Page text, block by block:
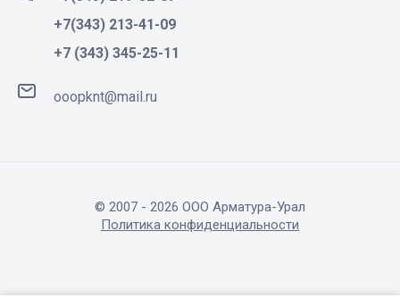
+7(343) 213-41-09
+7 (343) 345-25-11
ooopknt@mail.ru
© 2007 - 2026 ООО Арматура-Урал
Политика конфиденциальности